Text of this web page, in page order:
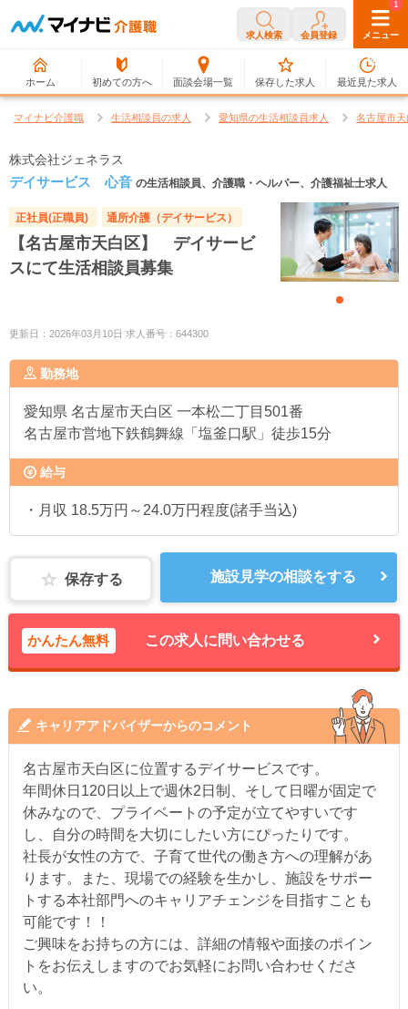
求人検索 会員登録 メニュー
ホーム 初めての方へ 面談会場一覧
0
保存した求人
1
最近見た求人
マイナビ介護職 生活相談員の求人 愛知県の生活相談員求人 名古屋市
株式会社ジェネラス
デイサービス 心音 の生活相談員、介護職・ヘルパー、介護福祉士求人
正社員(正職員) 通所介護（デイサービス）
【名古屋市天白区】 デイサービ
スにて生活相談員募集
更新日：2026年03月10日 求人番号：644300
勤務地
愛知県 名古屋市天白区 一本松二丁目501番
名古屋市営地下鉄鶴舞線「塩釜口駅」徒歩15分
給与
・月収 18.5万円～24.0万円程度(諸手当込)
保存する 施設見学の相談をする
かんたん無料 この求人に問い合わせる
キャリアアドバイザーからのコメント
名古屋市天白区に位置するデイサービスです。
年間休日120日以上で週休2日制、そして日曜が固定で
休みなので、プライベートの予定が立てやすいです
し、自分の時間を大切にしたい方にぴったりです。
社長が女性の方で、子育て世代の働き方への理解があ
ります。また、現場での経験を生かし、施設をサポー
トする本社部門へのキャリアチェンジを目指すことも
可能です！！
ご興味をお持ちの方には、詳細の情報や面接のポイン
トをお伝えしますのでお気軽にお問い合わせくださ
い。